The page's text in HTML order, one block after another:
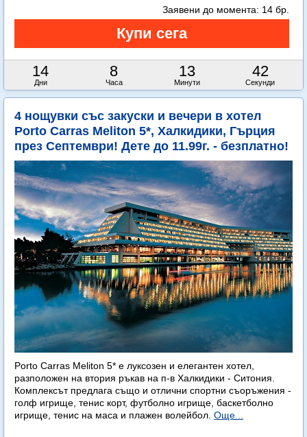
14
Дни
8
Часа
13
Минути
41
Секунди
Заявени до момента: 14 бр.
4 нощувки със закуски и вечери в хотел
Porto Carras Meliton 5*, Халкидики, Гърция
през Септември! Дете до 11.99г. - безплатно!
Porto Carras Meliton 5* е луксозен и елегантен хотел,
разположен на втория ръкав на п-в Халкидики - Ситония.
Комплексът предлага също и отлични спортни съоръжения -
голф игрище, тенис корт, футболно игрище, баскетболно
игрище, тенис на маса и плажен волейбол. Още...